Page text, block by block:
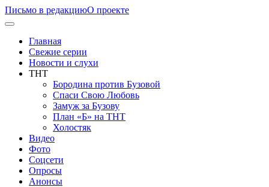
Письмо в редакциюО проекте
Главная
Свежие серии
Новости и слухи
ТНТ
Бородина против Бузовой
Спаси Свою Любовь
Замуж за Бузову
План «Б» на ТНТ
Холостяк
Видео
Фото
Соцсети
Опросы
Анонсы